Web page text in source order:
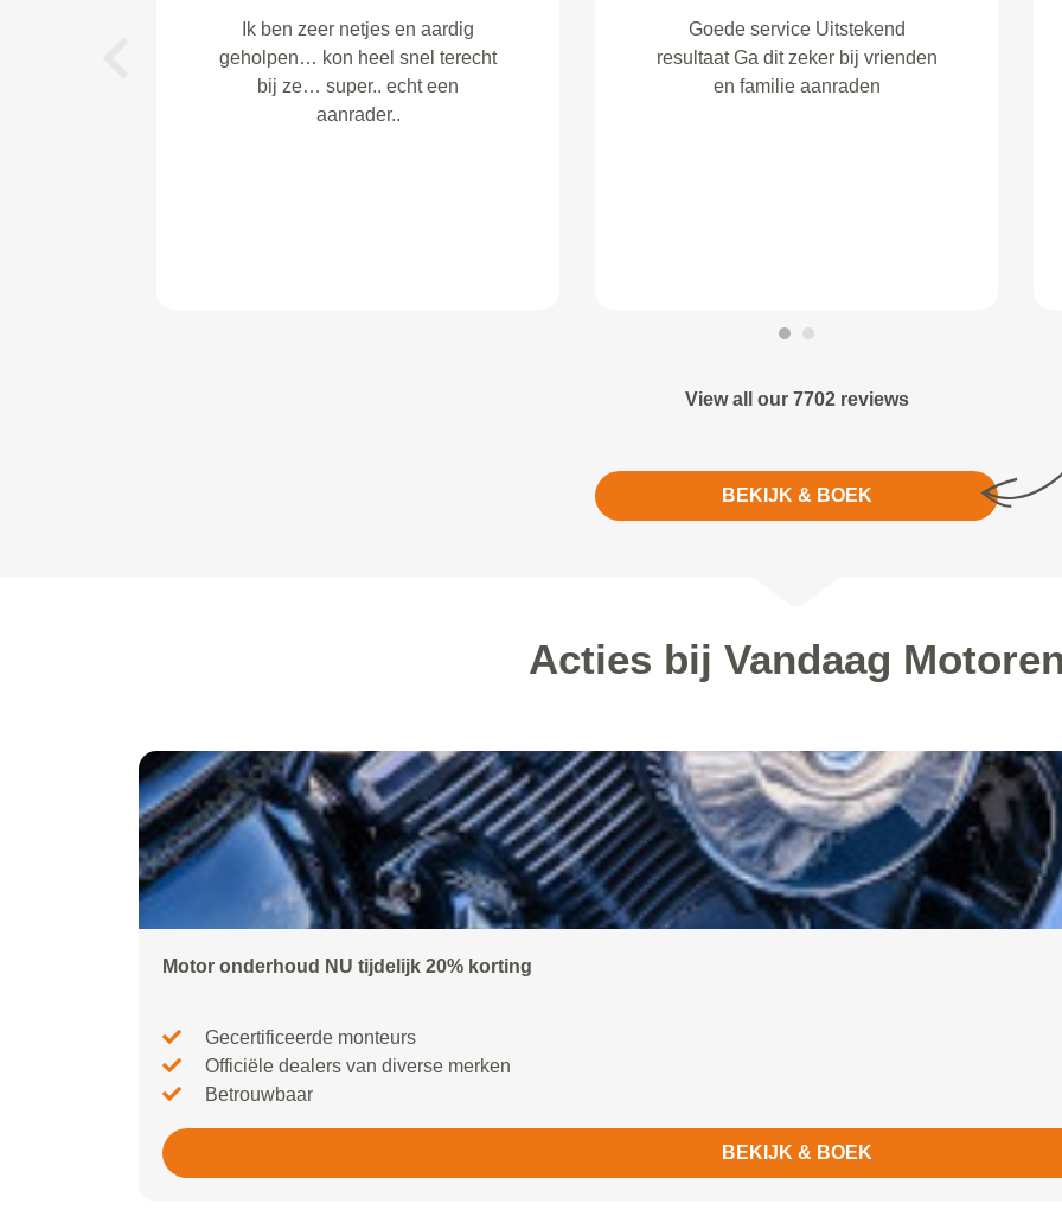
Keuring en reparatie duurde iets
langer dan verwacht. Verder prima
zeer nauwkeurig uitgevoerd en
echt klant vriendelijk. Helemaal
TOP
View all our 7702 reviews
BEKIJK & BOEK
Acties bij Vandaag
Motor onderhoud NU tijdelijk 20% korting
Gecertificeerde monteurs
Officiële dealers van diverse merken
Betrouwbaar
BEKIJK & BOEK